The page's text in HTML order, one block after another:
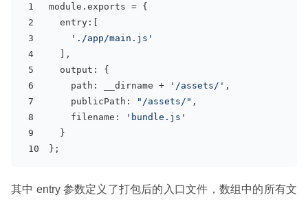
module .exports = {
  entry:[
'./app/main.js'
  ],
output : {
path : __dirname + '/assets/' ,
    publicPath:
"/assets/" ,
    filename:
'bundle.js'
  }
};
其中 entry 参数定义了打包后的入口文件，数组中的所有文